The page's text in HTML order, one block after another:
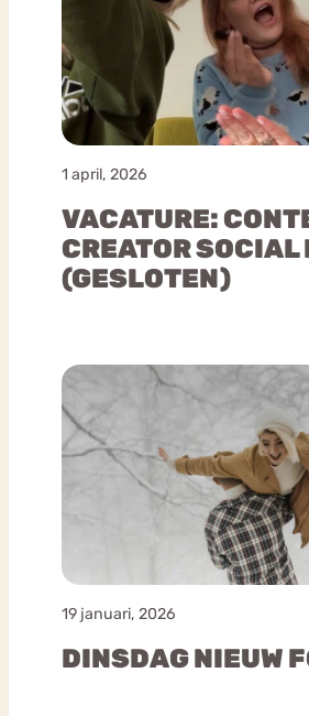
1 april, 2026
VACATURE:
CREATOR SOCIAL
(GESLOTEN)
19 januari, 2026
DINSDAG NIEUW